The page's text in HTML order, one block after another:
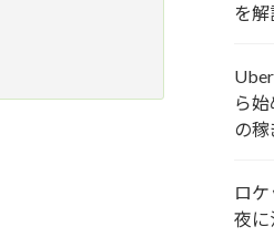
を解
ら
の
ロ
夜に